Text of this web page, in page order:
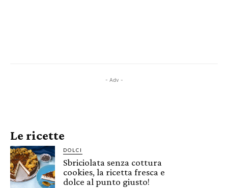
- Adv -
Le ricette
DOLCI
Sbriciolata senza cottura
cookies, la ricetta fresca e
dolce al punto giusto!